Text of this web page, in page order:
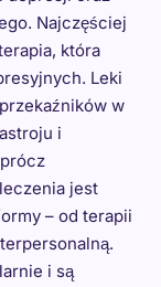
Najczęściej
która
Leki
w
i
jest
– od terapii
i są